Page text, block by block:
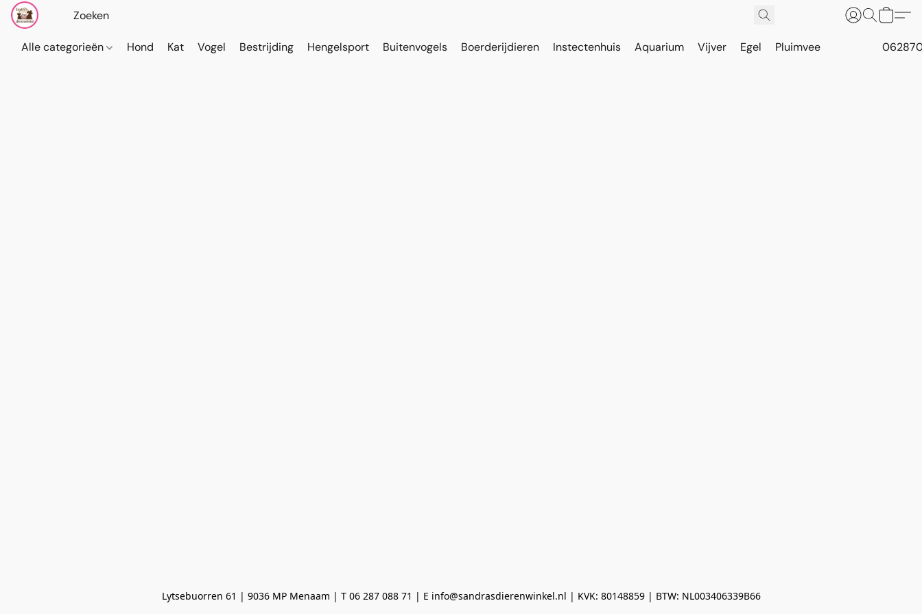
Alle categorieën Hond Kat Vogel Bestrijding Hengelsport Buitenvogels Boerderijdieren Instectenhuis Aquarium Vijver Egel Pluimvee
Lytsebuorren 61 | 9036 MP Menaam | T 06 287 088 71 | E info@sandrasdierenwinkel.nl | KVK: 80148859 | BTW: NL003406339B66